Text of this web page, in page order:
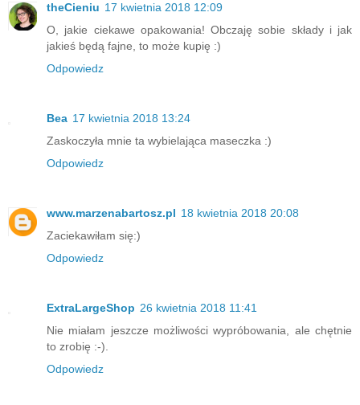
theCieniu 17 kwietnia 2018 12:09
O, jakie ciekawe opakowania! Obczaję sobie składy i jak
jakieś będą fajne, to może kupię :)
Odpowiedz
Bea 17 kwietnia 2018 13:24
Zaskoczyła mnie ta wybielająca maseczka :)
Odpowiedz
www.marzenabartosz.pl 18 kwietnia 2018 20:08
Zaciekawiłam się:)
Odpowiedz
ExtraLargeShop 26 kwietnia 2018 11:41
Nie miałam jeszcze możliwości wypróbowania, ale chętnie
to zrobię :-).
Odpowiedz